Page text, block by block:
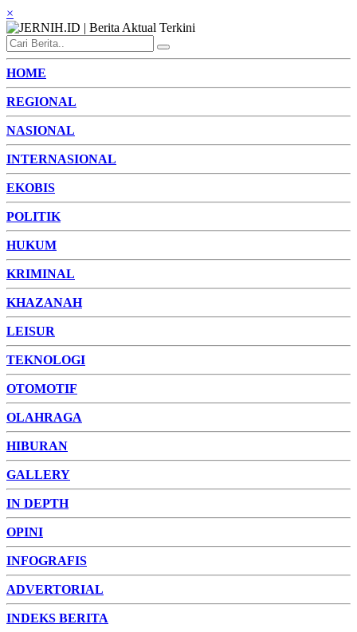
×
HOME
REGIONAL
NASIONAL
INTERNASIONAL
EKOBIS
POLITIK
HUKUM
KRIMINAL
KHAZANAH
LEISUR
TEKNOLOGI
OTOMOTIF
OLAHRAGA
HIBURAN
GALLERY
IN DEPTH
OPINI
INFOGRAFIS
ADVERTORIAL
INDEKS BERITA